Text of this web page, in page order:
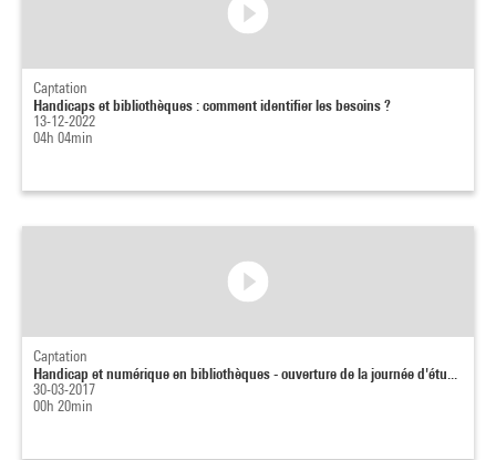
Captation
Handicaps et bibliothèques : comment identifier les besoins ?
13-12-2022
04h 04min
Captation
Handicap et numérique en bibliothèques - ouverture de la journée d'étu...
30-03-2017
00h 20min